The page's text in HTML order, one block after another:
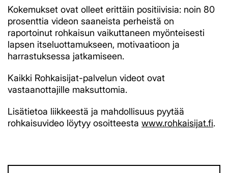
Kokemukset ovat olleet erittäin positiivisia: noin 80
prosenttia videon saaneista perheistä on
raportoinut rohkaisun vaikuttaneen myönteisesti
lapsen itseluottamukseen, motivaatioon ja
harrastuksessa jatkamiseen.
Kaikki Rohkaisijat-palvelun videot ovat
vastaanottajille maksuttomia.
Lisätietoa liikkeestä ja mahdollisuus pyytää
rohkaisuvideo löytyy osoitteesta www.rohkaisijat.fi.